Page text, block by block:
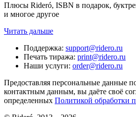
Плюсы Rideró, ISBN в подарок,
и многое другое
Читать дальше
Поддержка: support@ridero.ru
Печать тиража: print@ridero.ru
Наши услуги: order@ridero.ru
Предоставляя персональные данные
контактным данным, вы даёте своё
определенных Политикой обработки